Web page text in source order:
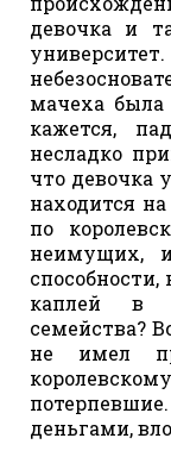
девочка и
мачеха
кажется,
несладко
что девочка
находится
по
неимущих,
каплей в
семейства?
не имел
деньгами,